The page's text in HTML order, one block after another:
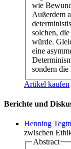
wie
Außerdem
solchen,
würde.
eine
sondern
Artikel kaufen
Berichte und
Henning
zwischen
Abstract